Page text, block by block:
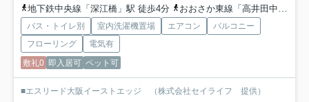
地下鉄中央線「深江橋」駅 徒歩4分
おおさか東線「高井田中央」駅 徒歩15分
バス・トイレ別 室内洗濯機置場 エアコン
バルコニー
フローリング
電気有
敷礼0 即入居可 ペット可
■エスリード大阪イーストエッジ （株式会社セイライフ 提供）